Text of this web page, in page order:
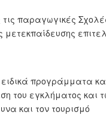
τις παραγωγικές
μετεκπαίδευσης
προγράμματα
του εγκλήματος και
και τον τουρισμό